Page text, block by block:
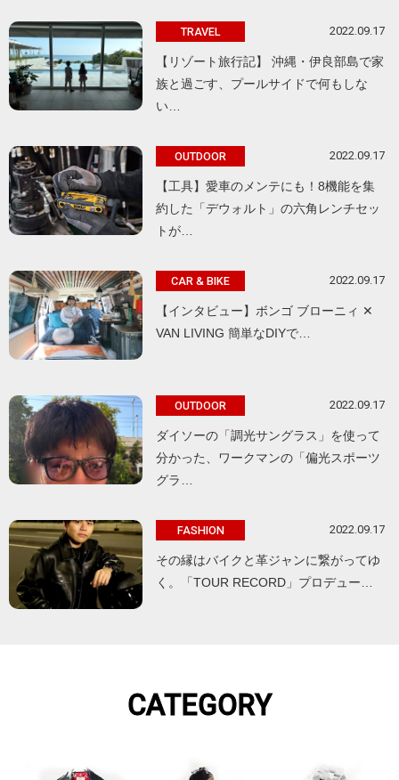
TRAVEL 2022.09.17
【リゾート旅行記】 沖縄・伊良部島で家
族と過ごす、プールサイドで何もしな
い…
OUTDOOR 2022.09.17
【工具】愛車のメンテにも！8機能を集
約した「デウォルト」の六角レンチセッ
トが…
CAR & BIKE 2022.09.17
【インタビュー】ボンゴ ブローニィ ✕
VAN LIVING 簡単なDIYで…
OUTDOOR 2022.09.17
ダイソーの「調光サングラス」を使って
分かった、ワークマンの「偏光スポーツ
グラ…
FASHION 2022.09.17
その縁はバイクと革ジャンに繋がってゆ
く。「TOUR RECORD」プロデュー…
CATEGORY